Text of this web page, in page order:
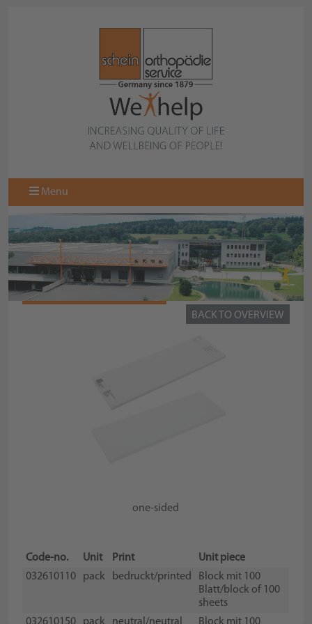
Menu
FOOT IMPRESSION SHEET
BACK TO OVERVIEW
one-sided
Code-no. Unit Print
Unit piece
032610110
pack bedruckt/printed
Block mit 100
Blatt/block of 100
sheets